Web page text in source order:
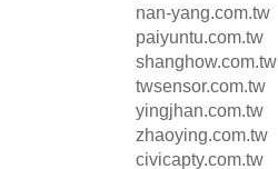
nan-yang.com.tw
paiyuntu.com.tw
shanghow.com.tw
twsensor.com.tw
yingjhan.com.tw
zhaoying.com.tw
civicapty.com.tw